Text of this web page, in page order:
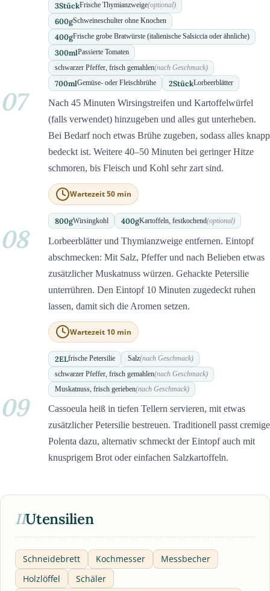
3StückFrische Thymianzweige(optional)
600gSchweineschulter ohne Knochen
400gFrische grobe Bratwürste (italienische Salsiccia oder ähnliche)
300mlPassierte Tomaten
schwarzer Pfeffer, frisch gemahlen(nach Geschmack)
700mlGemüse- oder Fleischbrühe 2StückLorbeerblätter
07
Nach 45 Minuten Wirsingstreifen und Kartoffelwürfel
(falls verwendet) hinzugeben und alles gut unterheben.
Bei Bedarf noch etwas Brühe zugeben, sodass alles knapp
bedeckt ist. Weitere 40–50 Minuten bei geringer Hitze
schmoren, bis Fleisch und Kohl sehr zart sind.
Wartezeit 50 min
800gWirsingkohl 400gKartoffeln, festkochend(optional)
08
Lorbeerblätter und Thymianzweige entfernen. Eintopf
abschmecken: Mit Salz, Pfeffer und nach Belieben etwas
zusätzlicher Muskatnuss würzen. Gehackte Petersilie
unterrühren. Den Eintopf 10 Minuten zugedeckt ruhen
lassen, damit sich die Aromen setzen.
Wartezeit 10 min
2ELfrische Petersilie Salz(nach Geschmack)
schwarzer Pfeffer, frisch gemahlen(nach Geschmack)
Muskatnuss, frisch gerieben(nach Geschmack)
09
Cassoeula heiß in tiefen Tellern servieren, mit etwas
zusätzlicher Petersilie bestreuen. Traditionell passt cremige
Polenta dazu, alternativ schmeckt der Eintopf auch mit
knusprigem Brot oder einfachen Salzkartoffeln.
IIUtensilien
Schneidebrett Kochmesser
Messbecher
Holzlöffel
Schäler